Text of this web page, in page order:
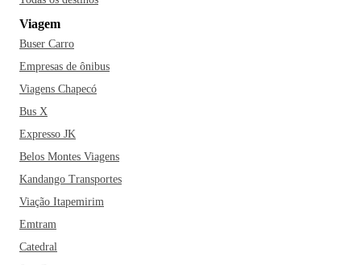
conhecida como a “capital do cerrado” e é o lar escolhido
por diversos artistas sertanejos como Maiara e Maraísa,
Marília Mendonça, Leonardo, Zé Felipe, Gusttavo Lima e
outros nomes de peso.
para Goiânia, não deixe de incluir na rota algumas das
praças da cidade - Goiânia é conhecida como a capital com
Instituto do Patrimônio Histórico e Artístico Nacional.
Dentre eles estão o Teatro Goiânia, a Estação Ferroviária, o
coreto da Praça Cívica, a mureta e o trampolim do Lago das
Rosas, o Grande Hotel, o Museu Pedro Ludovico Teixeira e
o Palácio das Esmeraldas. Aproveite para conhecer todos!
Viagem
Buser Carro
Empresas de ônibus
Viagens Chapecó
Bus X
Expresso JK
Belos Montes Viagens
Kandango Transportes
Viação Itapemirim
Emtram
Catedral